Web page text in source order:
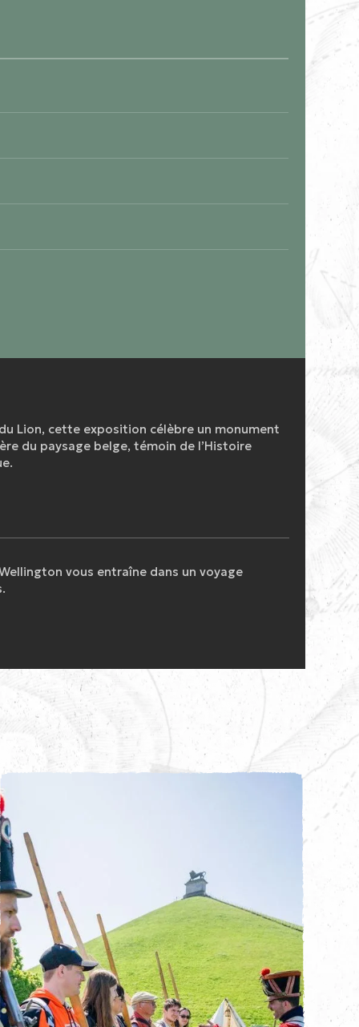
Lion, cette exposition célèbre un monument
du paysage belge, témoin de l’Histoire
vous entraîne dans un voyage